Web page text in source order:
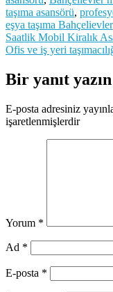
taşıma asansörü,
eşya taşıma Bahçelievler
Yazı
gezinmesi
Saatlik Mobil Kiralık
Ofis ve iş yeri
Bir yanıt yazın
E-posta adresiniz
işaretlenmişlerdir
Yorum *
Ad *
E-posta *